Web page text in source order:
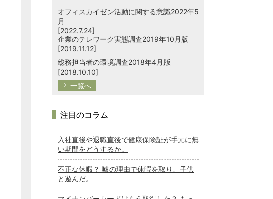
オフィスカイゼン活動に関する意識2022年5
月
[2022.7.24]
企業のテレワーク実態調査2019年10月版
[2019.11.12]
総務担当者の環境調査2018年4月版
[2018.10.10]
一覧へ
注目のコラム
入社直後や退職直後で健康保険証が手元に無
い期間をどうするか。
不正な休暇？ 嘘の理由で休暇を取り、子供
と遊んだ。